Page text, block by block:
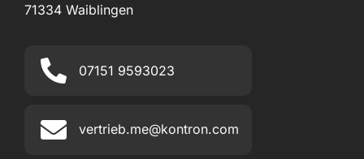
71334 Waiblingen
07151 9593023
vertrieb.me@kontron.com